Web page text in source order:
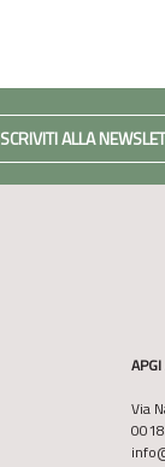
ALLA
APGI
Via